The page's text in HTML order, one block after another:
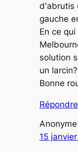
d'abrutis
gauche
En ce
solution
un larcin?
Bonne
Répondre
Anonyme
15